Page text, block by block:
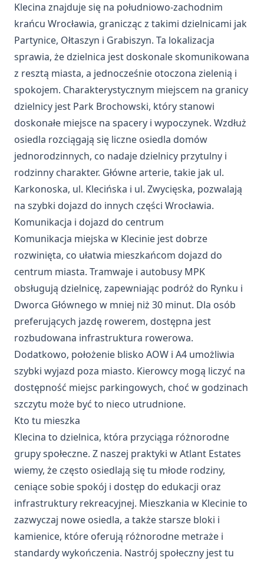
Klecina znajduje się na południowo-zachodnim
krańcu Wrocławia, granicząc z takimi dzielnicami jak
Partynice, Ołtaszyn i Grabiszyn. Ta lokalizacja
sprawia, że dzielnica jest doskonale skomunikowana
z resztą miasta, a jednocześnie otoczona zielenią i
spokojem. Charakterystycznym miejscem na granicy
dzielnicy jest Park Brochowski, który stanowi
doskonałe miejsce na spacery i wypoczynek. Wzdłuż
osiedla rozciągają się liczne osiedla domów
jednorodzinnych, co nadaje dzielnicy przytulny i
rodzinny charakter. Główne arterie, takie jak ul.
Karkonoska, ul. Klecińska i ul. Zwycięska, pozwalają
na szybki dojazd do innych części Wrocławia.
Komunikacja i dojazd do centrum
Komunikacja miejska w Klecinie jest dobrze
rozwinięta, co ułatwia mieszkańcom dojazd do
centrum miasta. Tramwaje i autobusy MPK
obsługują dzielnicę, zapewniając podróż do Rynku i
Dworca Głównego w mniej niż 30 minut. Dla osób
preferujących jazdę rowerem, dostępna jest
rozbudowana infrastruktura rowerowa.
Dodatkowo, położenie blisko AOW i A4 umożliwia
szybki wyjazd poza miasto. Kierowcy mogą liczyć na
dostępność miejsc parkingowych, choć w godzinach
szczytu może być to nieco utrudnione.
Kto tu mieszka
Klecina to dzielnica, która przyciąga różnorodne
grupy społeczne. Z naszej praktyki w Atlant Estates
wiemy, że często osiedlają się tu młode rodziny,
ceniące sobie spokój i dostęp do edukacji oraz
infrastruktury rekreacyjnej. Mieszkania w Klecinie to
zazwyczaj nowe osiedla, a także starsze bloki i
kamienice, które oferują różnorodne metraże i
standardy wykończenia. Nastrój społeczny jest tu